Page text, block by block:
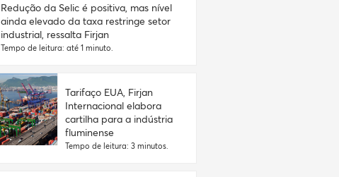
Redução da Selic é positiva, mas nível
ainda elevado da taxa restringe setor
industrial, ressalta Firjan
Tempo de leitura: até 1 minuto.
Tarifaço EUA, Firjan
Internacional elabora
cartilha para a indústria
fluminense
Tempo de leitura: 3 minutos.